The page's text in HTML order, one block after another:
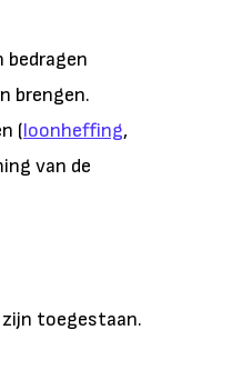
bedragen
brengen.
(loonheffing,
van de
toegestaan.